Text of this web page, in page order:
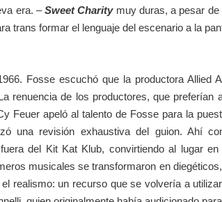
era. –Sweet Charitymuy duras, a pesar de
trans formar el lenguaje del escenario a la
Fosse escuchó que la productora Allied
renuencia de los productores, que preferían
Feuer apeló al talento de Fosse para la
una revisión exhaustiva del guion. Ahí
del Kit Kat Klub, convirtiendo al lugar
musicales se transformaron en
realismo: un recurso que se volvería a